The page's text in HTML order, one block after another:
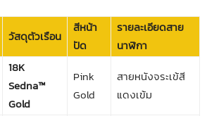
วัสดุตัวเรือน
สีหน้า
ปัด
รายละเอียดสาย
นาฬิกา
18K
Sedna™
Gold
Pink
Gold
สายหนังจระเข้สี
แดงเข้ม